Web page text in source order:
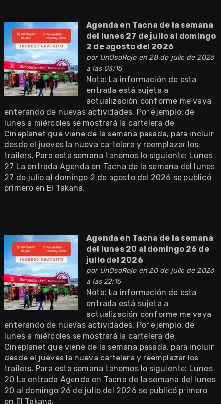
Agenda en Tacna de la semana
del lunes 27 de julio al domingo
2 de agosto del 2026
por UnOsoRojoen 28 de julio de 2026
a las 03:15
Nota: La información de esta
entrada está sujeta a
actualización conforme me vaya
enterando de nuevas actividades. Por ejemplo, de
lunes a miércoles se mostrará la cartelera de
Cineplanet que viene de la semana pasada, para incluir
desde el jueves la nueva cartelera y reemplazar los
trailers. Para esta semana tenemos lo siguiente: Lunes
27 La entrada Agenda en Tacna de la semana del lunes
27 de julio al domingo 2 de agosto del 2026 se publicó
primero en El Takana.
Agenda en Tacna de la semana
del lunes 20 al domingo 26 de
julio del 2026
por UnOsoRojoen 20 de julio de 2026
a las 22:15
Nota: La información de esta
entrada está sujeta a
actualización conforme me vaya
enterando de nuevas actividades. Por ejemplo, de
lunes a miércoles se mostrará la cartelera de
Cineplanet que viene de la semana pasada, para incluir
desde el jueves la nueva cartelera y reemplazar los
trailers. Para esta semana tenemos lo siguiente: Lunes
20 La entrada Agenda en Tacna de la semana del lunes
20 al domingo 26 de julio del 2026 se publicó primero
en El Takana.